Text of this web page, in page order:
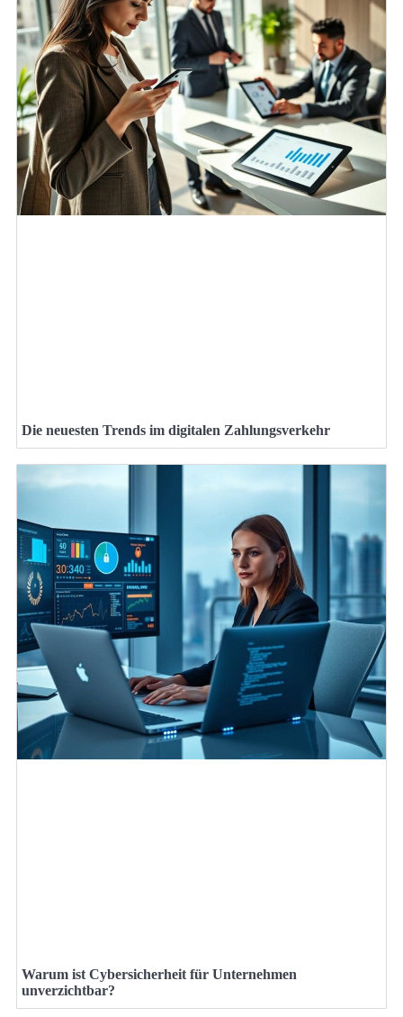
Die neuesten Trends im digitalen Zahlungsverkehr
Warum ist Cybersicherheit für Unternehmen
unverzichtbar?